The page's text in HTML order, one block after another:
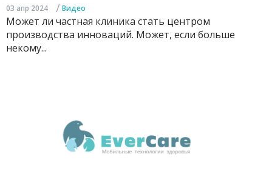
03 апр 2024 / Видео
Может ли частная клиника стать центром
производства инноваций. Может, если больше
некому...